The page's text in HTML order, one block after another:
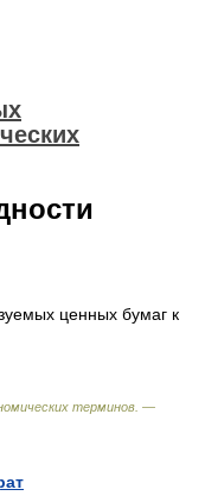
ценных бумаг к
терминов. —